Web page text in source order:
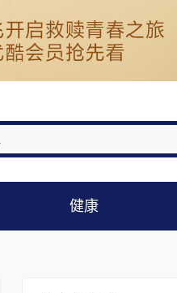
健康